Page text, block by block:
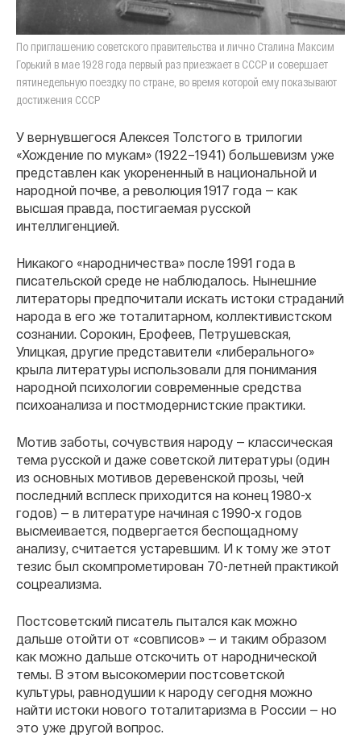
По приглашению советского правительства и лично Сталина Максим
Горький в мае 1928 года первый раз приезжает в СССР и совершает
пятинедельную поездку по стране, во время которой ему показывают
достижения СССР
У вернувшегося Алексея Толстого в трилогии
«Хождение по мукам» (1922–1941) большевизм уже
представлен как укорененный в национальной и
народной почве, а революция 1917 года — как
высшая правда, постигаемая русской
интеллигенцией.
Никакого «народничества» после 1991 года в
писательской среде не наблюдалось. Нынешние
литераторы предпочитали искать истоки страданий
народа в его же тоталитарном, коллективистском
сознании. Сорокин, Ерофеев, Петрушевская,
Улицкая, другие представители «либерального»
крыла литературы использовали для понимания
народной психологии современные средства
психоанализа и постмодернистские практики.
Мотив заботы, сочувствия народу — классическая
тема русской и даже советской литературы (один
из основных мотивов деревенской прозы, чей
последний всплеск приходится на конец 1980-х
годов) — в литературе начиная с 1990-х годов
высмеивается, подвергается беспощадному
анализу, считается устаревшим. И к тому же этот
тезис был скомпрометирован 70-летней практикой
соцреализма.
Постсоветский писатель пытался как можно
дальше отойти от «совписов» — и таким образом
как можно дальше отскочить от народнической
темы. В этом высокомерии постсоветской
культуры, равнодушии к народу сегодня можно
найти истоки нового тоталитаризма в России — но
это уже другой вопрос.